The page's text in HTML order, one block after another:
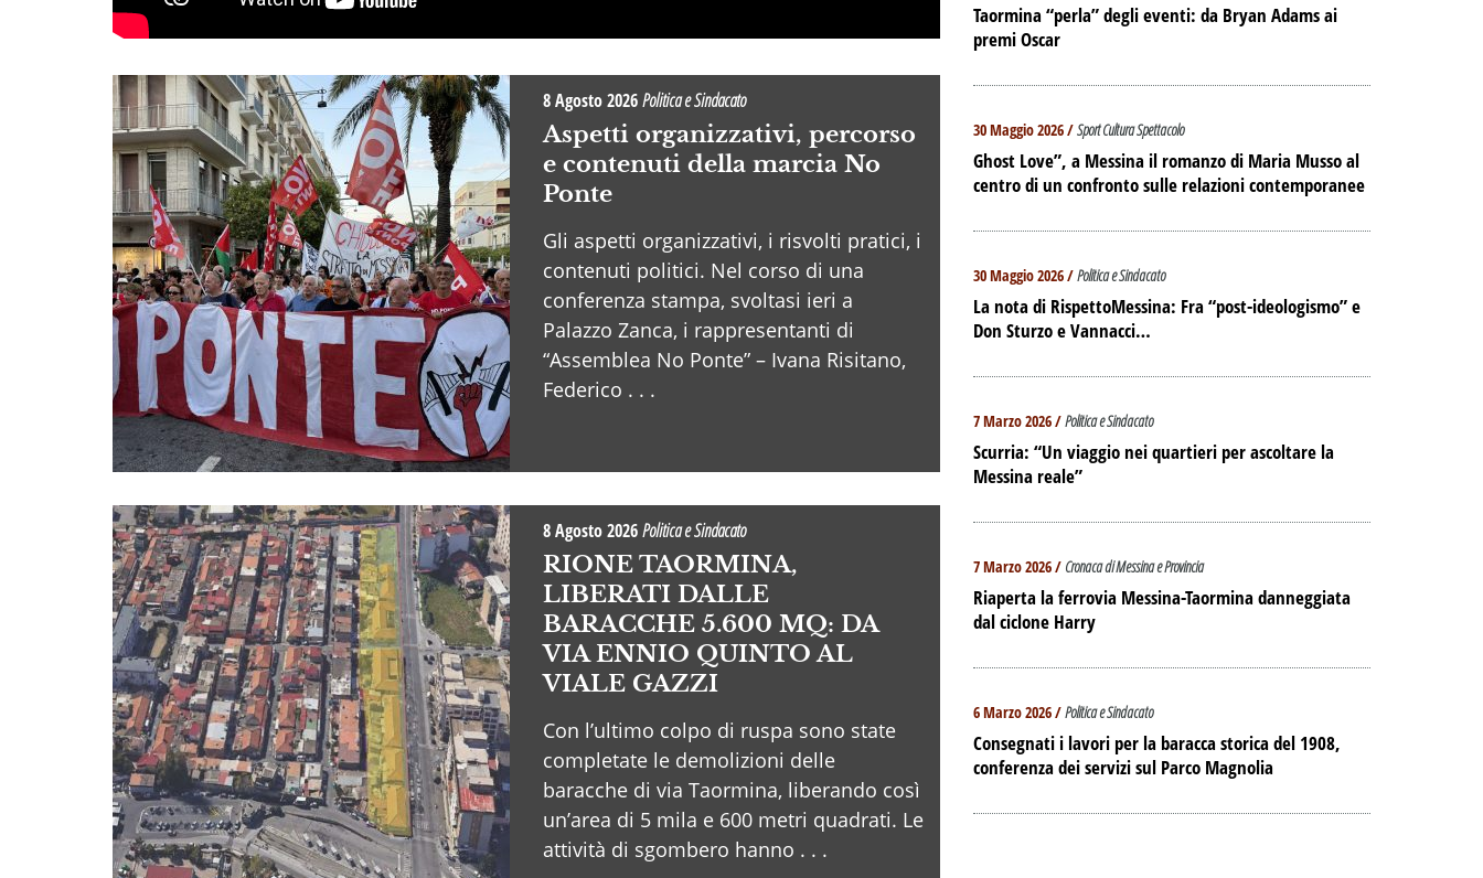
8 Agosto 2026Politica e Sindacato
Aspetti organizzativi, percorso
e contenuti della marcia No
Ponte
Gli aspetti organizzativi, i risvolti pratici, i
contenuti politici. Nel corso di una
conferenza stampa, svoltasi ieri a
Palazzo Zanca, i rappresentanti di
“Assemblea No Ponte” – Ivana Risitano,
Federico . . .
8 Agosto 2026Politica e Sindacato
RIONE TAORMINA,
LIBERATI DALLE
BARACCHE 5.600 MQ: DA
VIA ENNIO QUINTO AL
VIALE GAZZI
Con l’ultimo colpo di ruspa sono state
completate le demolizioni delle
baracche di via Taormina, liberando così
un’area di 5 mila e 600 metri quadrati. Le
attività di sgombero hanno . . .
Taormina “perla” degli eventi: da Bryan Adams ai
premi Oscar
30 Maggio 2026 /Sport Cultura Spettacolo
Ghost Love”, a Messina il romanzo di Maria Musso al
centro di un confronto sulle relazioni contemporanee
30 Maggio 2026 /Politica e Sindacato
La nota di RispettoMessina: Fra “post-ideologismo” e
Don Sturzo e Vannacci…
7 Marzo 2026 /Politica e Sindacato
Scurria: “Un viaggio nei quartieri per ascoltare la
Messina reale”
7 Marzo 2026 / Cronaca di Messina e Provincia
Riaperta la ferrovia Messina-Taormina danneggiata
dal ciclone Harry
6 Marzo 2026 /Politica e Sindacato
Consegnati i lavori per la baracca storica del 1908,
conferenza dei servizi sul Parco Magnolia